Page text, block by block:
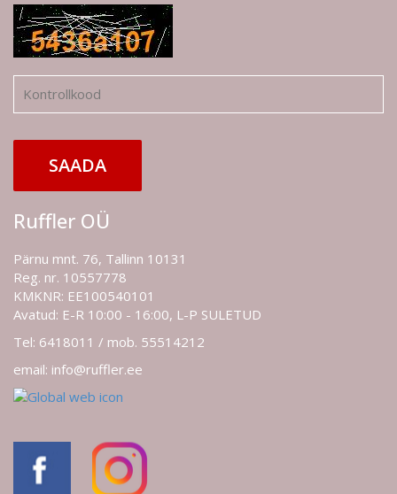
SAADA
Ruffler OÜ
Pärnu mnt. 76, Tallinn 10131
Reg. nr. 10557778
KMKNR: EE100540101
Avatud: E-R 10:00 - 16:00, L-P SULETUD
Tel: 6418011 / mob. 55514212
email: info@ruffler.ee